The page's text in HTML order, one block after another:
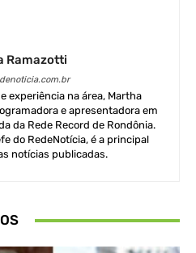
Ramazotti
experiência na área, Martha
e apresentadora em
da Rede Record de Rondônia.
do RedeNotícia, é a principal
notícias publicadas.